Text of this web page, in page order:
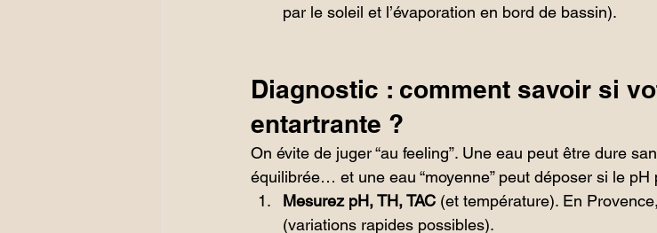
par le soleil et l’évaporation en bord de bassin).
Diagnostic : comment savoir si
entartrante ?
On évite de juger “au feeling”. Une eau peut être dure
équilibrée… et une eau “moyenne” peut déposer si le pH
Mesurez pH, TH, TAC (et température). En
(variations rapides possibles).